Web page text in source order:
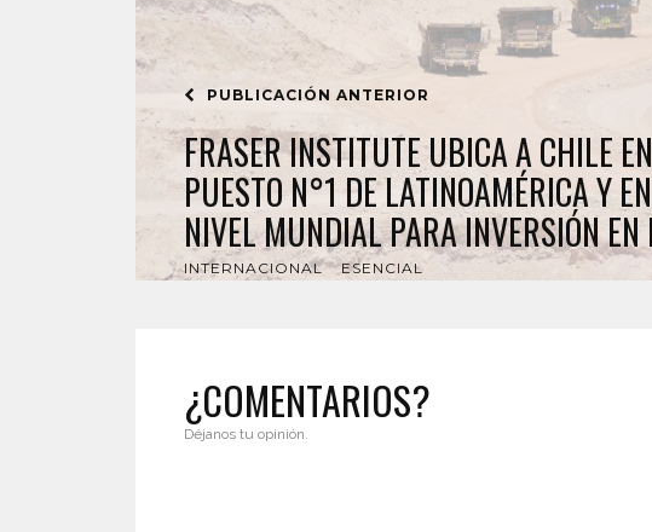
PUBLICACIÓN ANTERIOR
FRASER INSTITUTE UBICA A CHILE
PUESTO N°1 DE LATINOAMÉRICA Y
NIVEL MUNDIAL PARA INVERSIÓN
INTERNACIONAL ESENCIAL
¿COMENTARIOS?
Déjanos tu opinión.